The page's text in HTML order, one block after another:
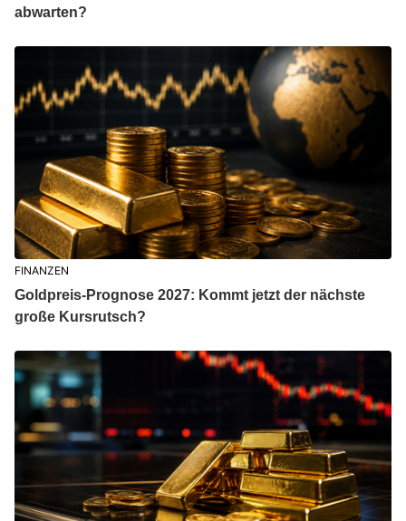
abwarten?
FINANZEN
Goldpreis-Prognose 2027: Kommt jetzt der nächste
große Kursrutsch?